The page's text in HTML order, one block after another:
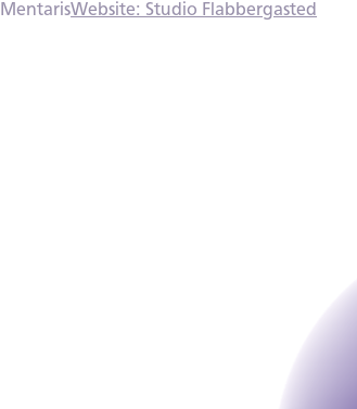
MentarisWebsite: Studio Flabbergasted